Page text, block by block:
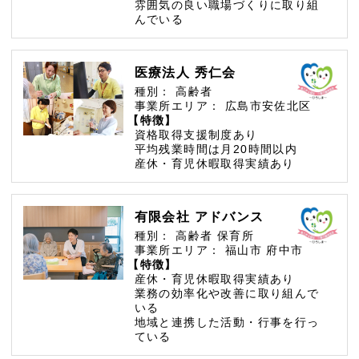
雰囲気の良い職場づくりに取り組
んでいる
医療法人 秀仁会
種別：
高齢者
事業所エリア：
広島市安佐北区
【特徴】
資格取得支援制度あり
平均残業時間は月20時間以内
産休・育児休暇取得実績あり
有限会社 アドバンス
種別： 高齢者 保育所
事業所エリア：
福山市 府中市
【特徴】
産休・育児休暇取得実績あり
業務の効率化や改善に取り組んで
いる
地域と連携した活動・行事を行っ
ている